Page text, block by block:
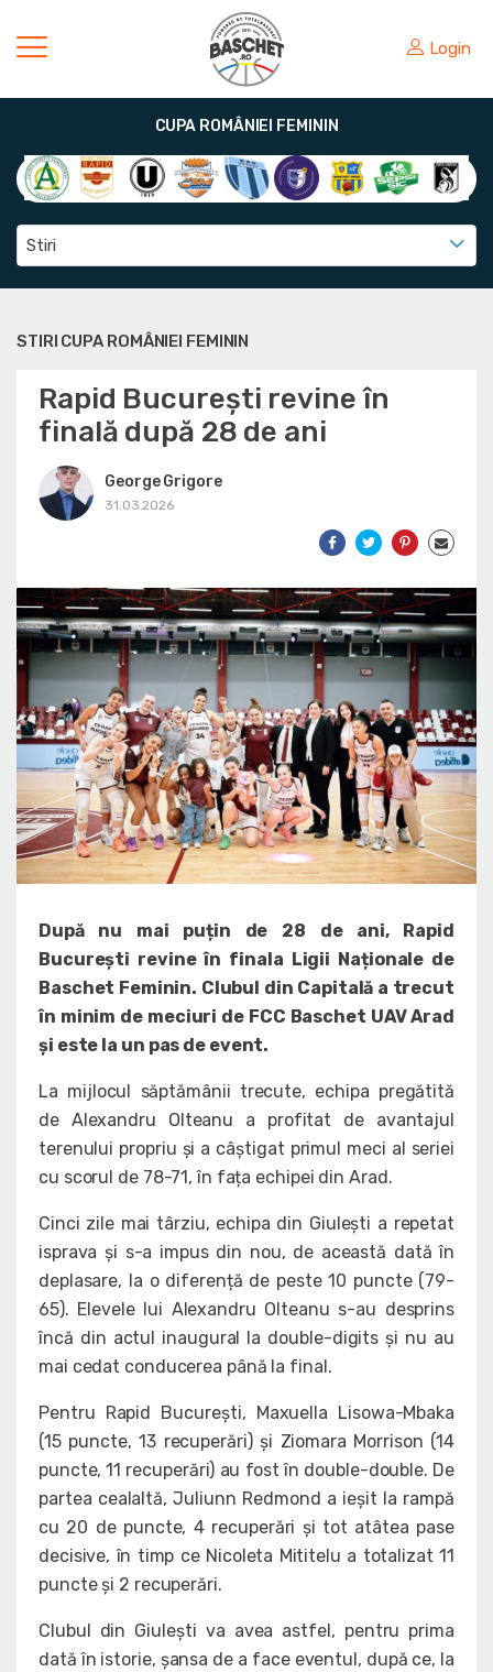
Login
CUPA ROMÂNIEI FEMININ
Stiri
STIRI CUPA ROMÂNIEI FEMININ
Rapid București revine în
finală după 28 de ani
George Grigore
31.03.2026
După nu mai puțin de 28 de ani, Rapid
București revine în finala Ligii Naționale de
Baschet Feminin. Clubul din Capitală a trecut
în minim de meciuri de FCC Baschet UAV Arad
și este la un pas de event.
La mijlocul săptămânii trecute, echipa pregătită
de Alexandru Olteanu a profitat de avantajul
terenului propriu și a câștigat primul meci al seriei
cu scorul de 78-71, în fața echipei din Arad.
Cinci zile mai târziu, echipa din Giulești a repetat
isprava și s-a impus din nou, de această dată în
deplasare, la o diferență de peste 10 puncte (79-
65). Elevele lui Alexandru Olteanu s-au desprins
încă din actul inaugural la double-digits și nu au
mai cedat conducerea până la final.
Pentru Rapid București, Maxuella Lisowa-Mbaka
(15 puncte, 13 recuperări) și Ziomara Morrison (14
puncte, 11 recuperări) au fost în double-double. De
partea cealaltă, Juliunn Redmond a ieșit la rampă
cu 20 de puncte, 4 recuperări și tot atâtea pase
decisive, în timp ce Nicoleta Mititelu a totalizat 11
puncte și 2 recuperări.
Clubul din Giulești va avea astfel, pentru prima
dată în istorie, șansa de a face eventul, după ce, la